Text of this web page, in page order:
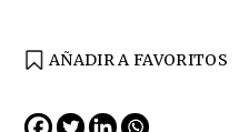
AÑADIR A FAVORITOS